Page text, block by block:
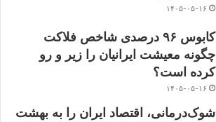
۱۴۰۵-۰۵-۱۶
کابوس ۹۶ درصدی شاخص فلاکت
چگونه معیشت ایرانیان را زیر و رو
کرده است؟
۱۴۰۵-۰۵-۱۶
شوک‌درمانی، اقتصاد ایران را به بهشت